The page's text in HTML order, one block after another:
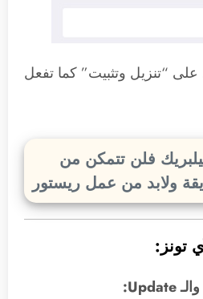
“تنزيل وتثبيت” كما تفعل
فلن تتمكن من
ولابد من عمل ريستور
تونز: